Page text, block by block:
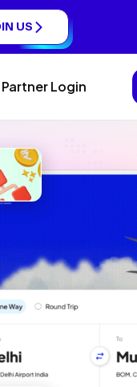
US
Partner Login